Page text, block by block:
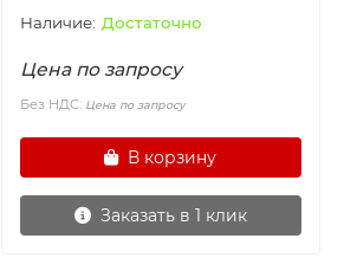
Достаточно
Цена по запросу
Без НДС: Цена по запросу
В корзину
Заказать в 1 клик